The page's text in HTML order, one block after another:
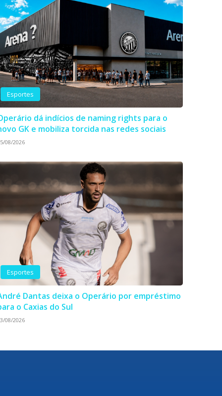
Esportes
dá indícios de naming rights para o
GK e mobiliza torcida nas redes sociais
08/2026
Esportes
Dantas deixa o Operário por empréstimo
o Caxias do Sul
08/2026